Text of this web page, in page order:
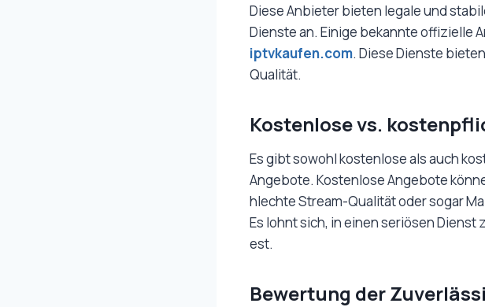
Diese Anbieter bieten legale und
Dienste an. Einige bekannte offizielle
iptvkaufen.com. Diese Dienste
Qualität.
Kostenlose vs.
Es gibt sowohl kostenlose als auch
Angebote. Kostenlose Angebote
hlechte Stream-Qualität oder sogar
Es lohnt sich, in einen seriösen
est.
Bewertung der